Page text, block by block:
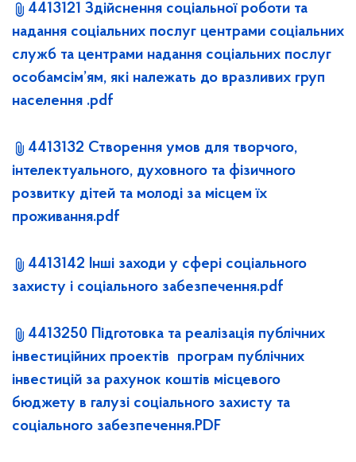
4413121 Здійснення соціальної роботи та
надання соціальних послуг центрами соціальних
служб та центрами надання соціальних послуг
особамсім’ям, які належать до вразливих груп
населення .pdf
4413132 Створення умов для творчого,
інтелектуального, духовного та фізичного
розвитку дітей та молоді за місцем їх
проживання.pdf
4413142 Інші заходи у сфері соціального
захисту і соціального забезпечення.pdf
4413250 Підготовка та реалізація публічних
інвестиційних проектів програм публічних
інвестицій за рахунок коштів місцевого
бюджету в галузі соціального захисту та
соціального забезпечення.PDF